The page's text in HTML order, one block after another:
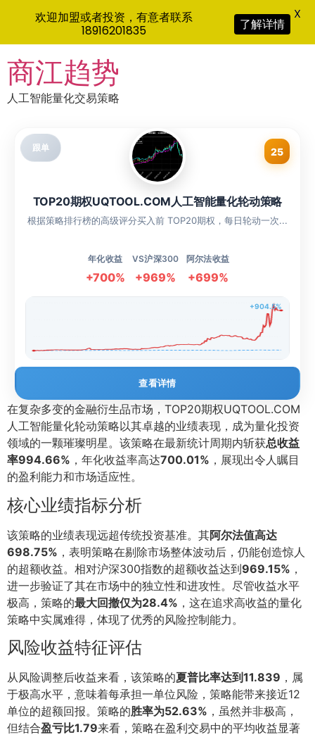
to
content
商江趋势
人工智能量化交易策略
跟单 25
TOP20期权UQTOOL.COM人工智能量化轮动策略
根据策略排行榜的高级评分买入前 TOP20期权，每日轮动一次...
年化收益
+700%
VS沪深300
+969%
阿尔法收益
+699%
+904.5%
查看详情
在复杂多变的金融衍生品市场，TOP20期权UQTOOL.COM
人工智能量化轮动策略以其卓越的业绩表现，成为量化投资
领域的一颗璀璨明星。该策略在最新统计周期内斩获总收益
率994.66% ，年化收益率高达700.01% ，展现出令人瞩目
的盈利能力和市场适应性。
核心业绩指标分析
该策略的业绩表现远超传统投资基准。其阿尔法值高达
698.75% ，表明策略在剔除市场整体波动后，仍能创造惊人
的超额收益。相对沪深300指数的超额收益达到969.15% ，
进一步验证了其在市场中的独立性和进攻性。尽管收益水平
极高，策略的最大回撤仅为28.4% ，这在追求高收益的量化
策略中实属难得，体现了优秀的风险控制能力。
风险收益特征评估
从风险调整后收益来看，该策略的夏普比率达到11.839 ，属
于极高水平，意味着每承担一单位风险，策略能带来接近12
单位的超额回报。策略的胜率为52.63% ，虽然并非极高，
但结合盈亏比1.79来看，策略在盈利交易中的平均收益显著
欢迎加盟或者投资，有意者联系
18916201835
了解详情
X